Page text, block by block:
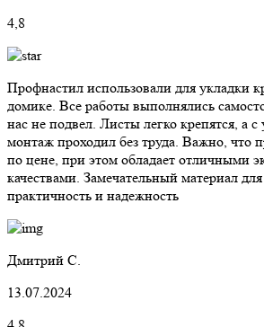
4,8
Профнастил использовали для укладки
домике. Все работы выполнялись
нас не подвел. Листы легко крепятся, а с
монтаж проходил без труда. Важно, что
по цене, при этом обладает отличными
качествами. Замечательный материал
практичность и надежность
Дмитрий С.
13.07.2024